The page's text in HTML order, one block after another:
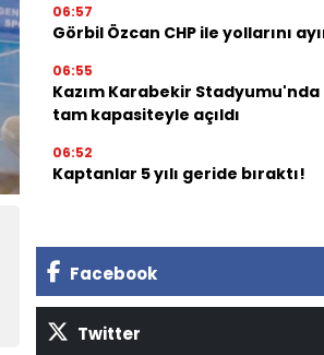
06:57
Görbil Özcan CHP ile yollarını
06:55
Kazım Karabekir
tam kapasiteyle açıldı
06:52
Kaptanlar 5 yılı geride bıraktı!
Facebook
Twitter